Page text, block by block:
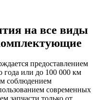
на все виды
предоставлением
года или до 100 000 км
соблюдением
современных
запчасти только от